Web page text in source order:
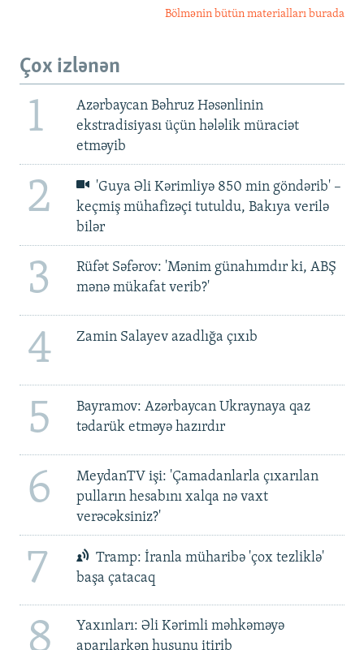
Bölmənin bütün materialları burada
Çox izlənən
1
Azərbaycan Bəhruz Həsənlinin
ekstradisiyası üçün hələlik müraciət
etməyib
2
'Guya Əli Kərimliyə 850 min göndərib' –
keçmiş mühafizəçi tutuldu, Bakıya verilə
bilər
3
Rüfət Səfərov: 'Mənim günahımdır ki, ABŞ
mənə mükafat verib?'
4 Zamin Salayev azadlığa çıxıb
5
Bayramov: Azərbaycan Ukraynaya qaz
tədarük etməyə hazırdır
6
MeydanTV işi: 'Çamadanlarla çıxarılan
pulların hesabını xalqa nə vaxt
verəcəksiniz?'
7
Tramp: İranla müharibə 'çox tezliklə'
başa çatacaq
8
Yaxınları: Əli Kərimli məhkəməyə
aparılarkən huşunu itirib